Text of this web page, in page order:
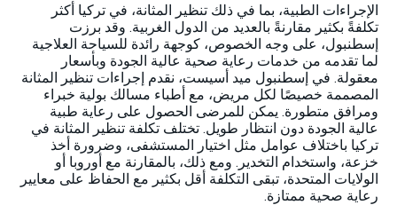
الإجراءات الطبية، بما في ذلك تنظير المثانة، في تركيا أكثر
تكلفةً بكثير مقارنةً بالعديد من الدول الغربية. وقد برزت
إسطنبول، على وجه الخصوص، كوجهة رائدة للسياحة العلاجية
لما تقدمه من خدمات رعاية صحية عالية الجودة وبأسعار
معقولة. في إسطنبول ميد أسيست، نقدم إجراءات تنظير المثانة
المصممة خصيصًا لكل مريض، مع أطباء مسالك بولية خبراء
ومرافق متطورة. يمكن للمرضى الحصول على رعاية طبية
عالية الجودة دون انتظار طويل. تختلف تكلفة تنظير المثانة في
تركيا باختلاف عوامل مثل اختيار المستشفى، وضرورة أخذ
خزعة، واستخدام التخدير. ومع ذلك، بالمقارنة مع أوروبا أو
الولايات المتحدة، تبقى التكلفة أقل بكثير مع الحفاظ على معايير
رعاية صحية ممتازة.